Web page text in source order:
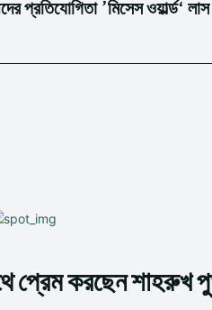
প্রতিযোগিতা ’মিসেস ওয়ার্ল্ড‘ লাস
প্রেম করছেন শাহরুখ